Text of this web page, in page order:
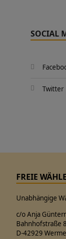
SOCIAL
Twitter
FREIE
Unabhängige
c/o Anja
Bahnhofstraße 8
D-42929